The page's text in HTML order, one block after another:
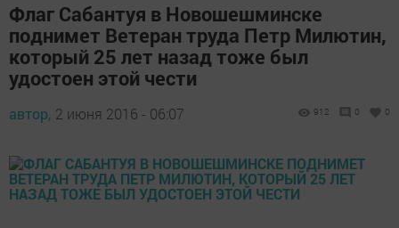
Флаг Сабантуя в Новошешминске
поднимет Ветеран труда Петр Милютин,
который 25 лет назад тоже был
удостоен этой чести
автор, 2 июня 2016 - 06:07 912 0 0